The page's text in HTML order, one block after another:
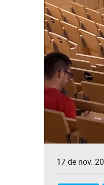
17 de nov.